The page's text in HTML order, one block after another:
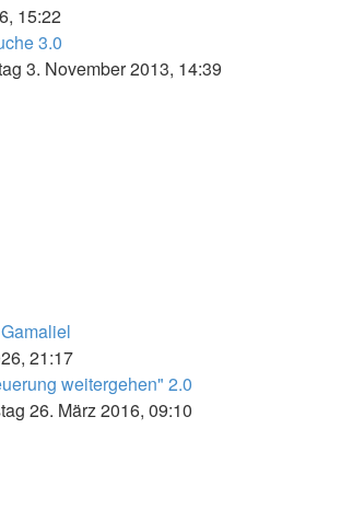
15:22
3.0
3. November 2013, 14:39
Gamaliel
21:17
weitergehen" 2.0
26. März 2016, 09:10